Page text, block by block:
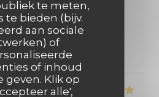
te meten,
te bieden (bijv.
aan sociale
of
of inhoud
geven. Klik op
alle',
5
:5/5 Keuken:5/5 Kwaliteit /